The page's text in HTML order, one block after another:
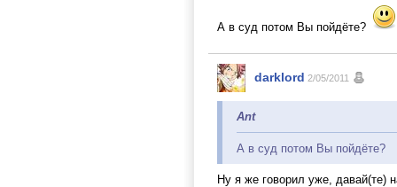
А в суд потом Вы пойдёте?
darklord 2/05/2011
Ant
А в суд потом Вы пойдёте?
Ну я же говорил уже, давай(те)